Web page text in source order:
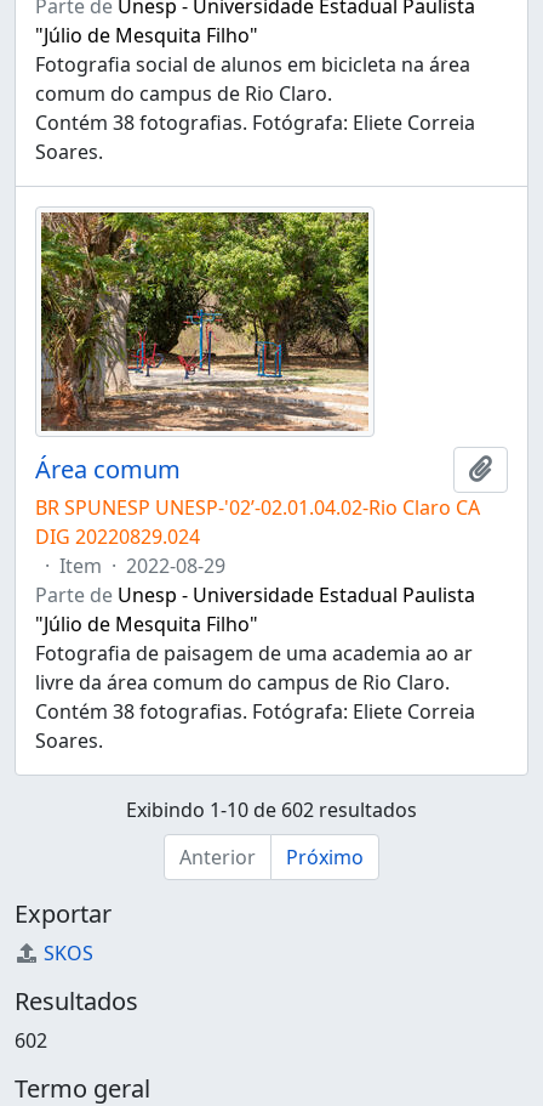
Parte de Unesp - Universidade Estadual Paulista
"Júlio de Mesquita Filho"
Fotografia social de alunos em bicicleta na área
comum do campus de Rio Claro.
Contém 38 fotografias. Fotógrafa: Eliete Correia
Soares.
Área comum
BR SPUNESP UNESP-'02’-02.01.04.02-Rio Claro CA
DIG 20220829.024
· Item · 2022-08-29
Parte de Unesp - Universidade Estadual Paulista
"Júlio de Mesquita Filho"
Fotografia de paisagem de uma academia ao ar
livre da área comum do campus de Rio Claro.
Contém 38 fotografias. Fotógrafa: Eliete Correia
Soares.
Exibindo 1-10 de 602 resultados
Anterior
Próximo
Exportar
SKOS
Resultados
602
Termo geral